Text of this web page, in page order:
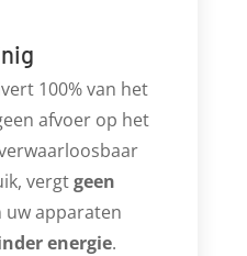
100% van het
afvoer op het
vergtgeen
uw apparaten
energie.